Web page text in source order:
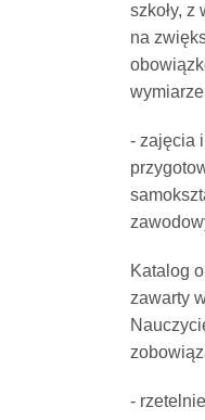
szkoły,
na
- zajęcia
Katalog
zawarty
-